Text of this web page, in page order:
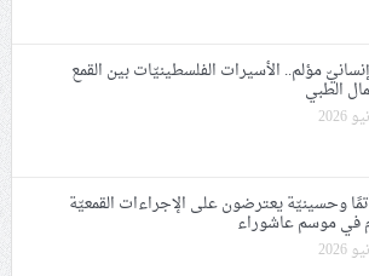
مؤلم.. الأسيرات الفلسطينيّات بين القمع
الطبي
وحسينيّة يعترضون على الإجراءات القمعيّة
في موسم عاشوراء